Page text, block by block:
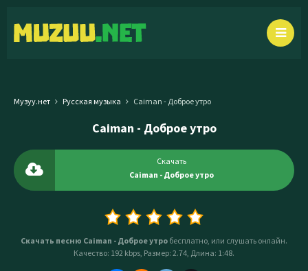
Музуу.нет Русская музыка Caiman - Доброе утро
Caiman - Доброе утро
Скачать
Caiman - Доброе утро
Скачать песню Caiman - Доброе утро бесплатно, или слушать онлайн.
Качество: 192 kbps, Размер: 2.74, Длина: 1:48.